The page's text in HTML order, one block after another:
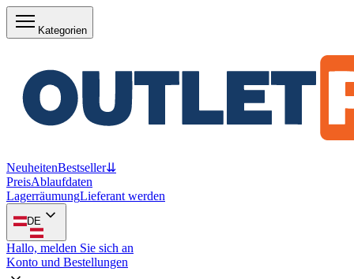
Kategorien
NeuheitenBestseller⇊
PreisAblaufdaten
LagerräumungLieferant werden
DE
Hallo, melden Sie sich an
Konto und Bestellungen